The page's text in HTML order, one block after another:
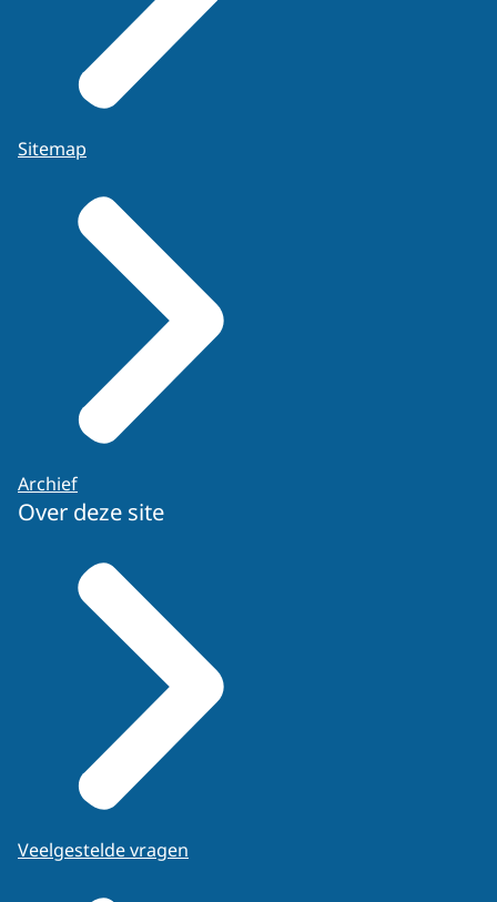
Sitemap
Archief
Over deze site
Veelgestelde vragen